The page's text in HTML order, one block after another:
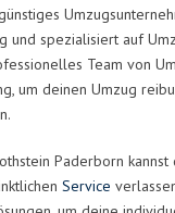
und spezialisiert auf
Team von
um deinen Umzug
Paderborn
Service